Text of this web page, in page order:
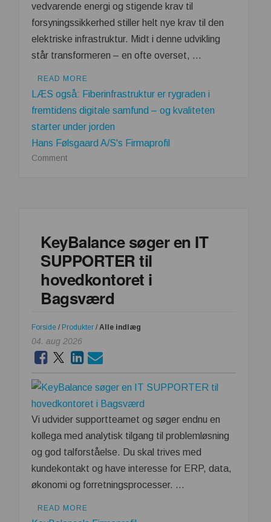
vedvarende energi og stigende krav til
forsyningssikkerhed stiller helt nye krav til den
elektriske infrastruktur. Midt i denne udvikling
står transformeren – en ofte overset, …
READ MORE
LÆS også: Fiberinfrastruktur er rygraden i
fremtidens digitale samfund – og kvaliteten
starter under jorden
Hans Følsgaard A/S's Firmaprofil
Commenton
energiinfrastruktur
KeyBalance søger en IT
SUPPORTER til
hovedkontoret i
Bagsværd
Forside / Produkter / Alle indlæg
04. aug 2026
Vi udvider supportteamet og søger endnu en
kollega med analytisk tilgang til problemløsning
og god talforståelse. Du skal trives med
kundekontakt og have interesse for ERP, data,
økonomi og forretningsprocesser. …
READ MORE